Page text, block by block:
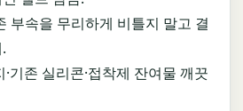
부속을 무리하게 비틀지 말고 결
기존 실리콘·접착제 잔여물 깨끗